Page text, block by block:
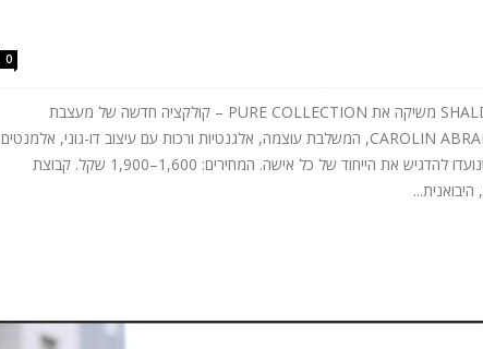
0
קבוצת SHALDAG EYEWEAR משיקה את PURE COLLECTION – קולקציה חדשה של מעצבת
המשקפיים הצרפתייה CAROLIN ABRAM, המשלבת עוצמה, אלגנטיות ורכות עם עיצוב דו-גוני, אלמנטים
תלת-ממדיים ומסגרות שנועדו להדגיש את הייחוד של כל אישה. המחירים: 1,600–1,900 שקל. קבוצת